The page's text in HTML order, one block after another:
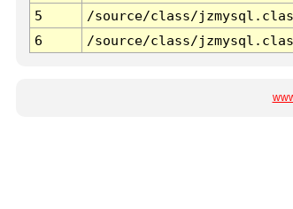
5
/source/class/
6
/source/class/